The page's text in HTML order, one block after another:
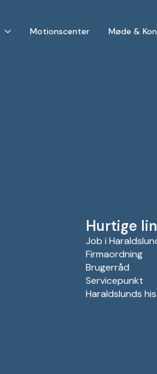
Motionscenter Møde &
Hurtige
Job i
Firmaordning
Brugerråd
Servicepunkt
Haraldslunds